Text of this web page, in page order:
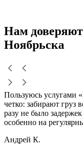
Нам доверяют
Ноябрьска
Пользуюсь услугами
четко: забирают груз
разу не было
особенно на
Андрей К.